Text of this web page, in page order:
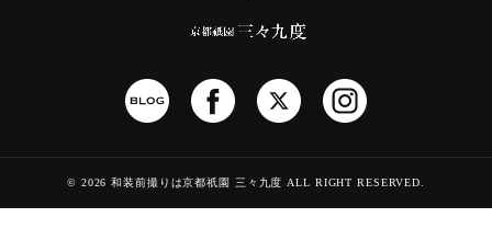
© 2026 和装前撮りは京都祇園 三々九度 ALL RIGHT RESERVED.